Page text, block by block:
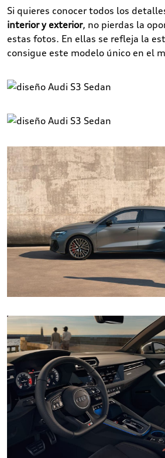
Si quieres conocer todos los
interior y exterior, no pierdas la
estas fotos. En ellas se refleja la
consigue este modelo único en el